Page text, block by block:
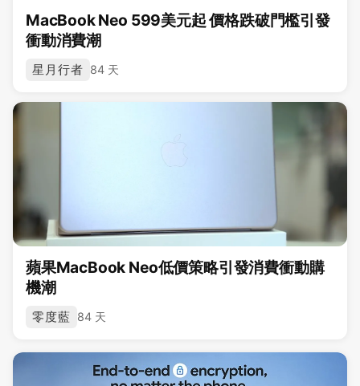
MacBook Neo 599美元起 價格跌破門檻引發
衝動消費潮
星月行者 84 天
蘋果MacBook Neo低價策略引發消費衝動購
機潮
零度藍 84 天